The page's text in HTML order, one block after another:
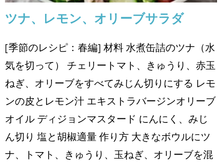
ツナ、レモン、オリーブサラダ
[季節のレシピ：春編] 材料 ⽔煮⽸詰のツナ（⽔
気を切って） チェリートマト、きゅうり、⾚⽟
ねぎ、オリーブをすべてみじん切りにする レモ
ンの⽪とレモン汁 エキストラバージンオリーブ
オイル ディジョンマスタード にんにく、みじ
ん切り 塩と胡椒適量 作り方 ⼤きなボウルにツ
ナ、トマト、きゅうり、⽟ねぎ、オリーブを混